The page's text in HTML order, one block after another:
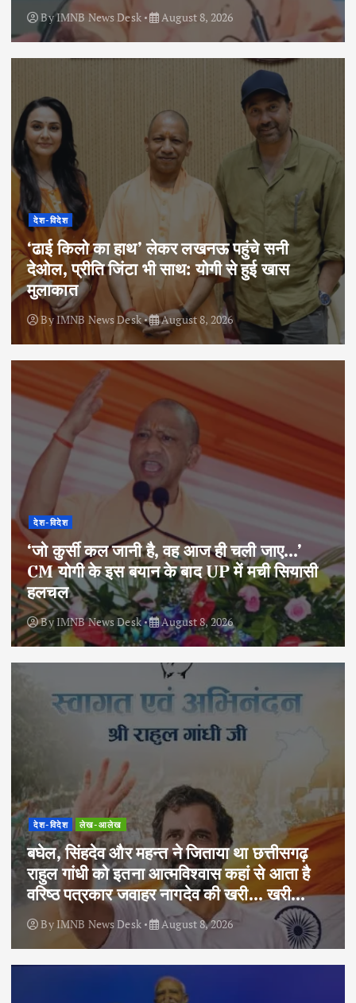
ByIMNB News Desk August 8, 2026
देश-विदेश
‘ढाई किलो का हाथ’ लेकर लखनऊ पहुंचे सनी
देओल, प्रीति जिंटा भी साथ: योगी से हुई खास
मुलाकात
ByIMNB News Desk August 8, 2026
देश-विदेश
‘जो कुर्सी कल जानी है, वह आज ही चली जाए…’
CM योगी के इस बयान के बाद UP में मची सियासी
हलचल
ByIMNB News Desk August 8, 2026
देश-विदेश लेख-आलेख
बघेल, सिंहदेव और महन्त ने जिताया था छत्तीसगढ़
राहुल गांधी को इतना आत्मविश्वास कहां से आता है
वरिष्ठ पत्रकार जवाहर नागदेव की खरी… खरी…
By IMNB News Desk August 8, 2026